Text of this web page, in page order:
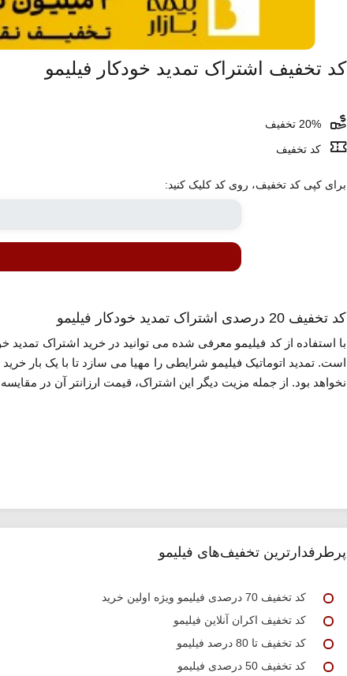
کد تخفیف اشتراک تمدید خودکار فیلیمو
کد تخفیف
برای کپی کد تخفیف، روی کد کلیک کنید:
کد تخفیف 20 درصدی اشتراک تمدید خودکار فیلیمو
با استفاده از کد فیلیمو معرفی شده می توانید در خرید اشتراک تمدید
است. تمدید اتوماتیک فیلیمو شرایطی را مهیا می سازد تا با یک بار
نخواهد بود. از جمله مزیت دیگر این اشتراک، قیمت ارزانتر آن در
پرطرفدارترین تخفیف‌های فیلیمو
کد تخفیف 70 درصدی فیلیمو ویژه اولین خرید
کد تخفیف اکران آنلاین فیلیمو
کد تخفیف تا 80 درصد فیلیمو
کد تخفیف 50 درصدی فیلیمو